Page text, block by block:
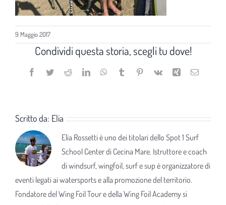
9 Maggio 2017
Condividi questa storia, scegli tu dove!
Facebook
TwitterRedditLinkedInWhatsApp
TumblrPinterest
Vk Xing Email
Scritto da: Elia
Elia Rossetti è uno dei titolari dello Spot 1 Surf
School Center di Cecina Mare. Istruttore e coach
di windsurf, wingfoil, surf e sup è organizzatore di
eventi legati ai watersports e alla promozione del territorio.
Fondatore del Wing Foil Tour e della Wing Foil Academy si